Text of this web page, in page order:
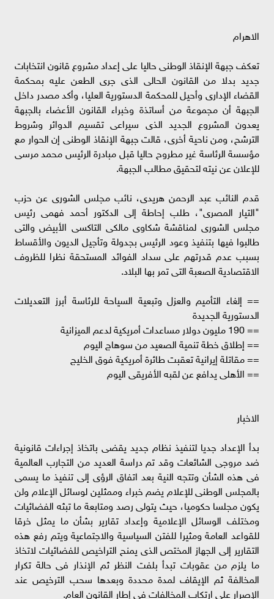
الاهرام
تعكف جبهة الإنقاذ الوطنى حاليا على إعداد مشروع قانون انتخابات
جديد بدلا من القانون الحالى الذى جرى الطعن عليه بمحكمة
القضاء الإدارى وأحيل للمحكمة الدستورية العليا، وأكد مصدر داخل
الجبهة أن مجموعة من أساتذة وخبراء القانون الأعضاء بالجبهة
يعدون المشروع الجديد الذى سيراعى تقسيم الدوائر وشروط
الترشح، ومن ناحية أخرى، قالت جبهة الإنقاذ الوطنى إن الحوار مع
مؤسسة الرئاسة غير مطروح حاليا قبل مبادرة الرئيس محمد مرسى
للإعلان عن نيته لتحقيق مطالب الجبهة.
قدم النائب عبد الرحمن هريدى، نائب مجلس الشورى عن حزب
"التيار المصرى"، طلب إحاطة إلى الدكتور أحمد فهمى رئيس
مجلس الشورى لمناقشة شكاوى مالكى التاكسى الأبيض والتى
طالبوا فيها بتنفيذ وعود الرئيس بجدولة وتأجيل الديون والأقساط
بسبب عدم قدرتهم على سداد الفوائد المستحقة نظرا للظروف
الاقتصادية الصعبة التى تمر بها البلاد.
== إلغاء التأميم والعزل وتبعية السياحة للرئاسة أبرز التعديلات
الدستورية الجديدة
== 190 مليون دولار مساعدات أمريكية لدعم الميزانية
== إطلاق خطة تنمية الصعيد من سوهاج اليوم
== مقاتلة إيرانية تعقبت طائرة أمريكية فوق الخليج
== الأهلى يدافع عن لقبه الأفريقى اليوم
الاخبار
بدأ الإعداد جديا لتنفيذ نظام جديد يقضى باتخاذ إجراءات قانونية
ضد مروجى الشائعات وقد تم دراسة العديد من التجارب العالمية
فى هذه الشأن وتتجه النية بعد اتفاق الرؤى إلى تنفيذ ما يسمى
بالمجلس الوطنى للإعلام يضم خبراء وممثلين لوسائل الإعلام ولن
يكون مجلسا حكوميا، حيث يتولى رصد ومتابعة ما تبثه الفضائيات
ومختلف الوسائل الإعلامية وإعداد تقارير بشأن ما يمثل خرقا
للقواعد العامة ومثيرا للفتن السياسية والاجتماعية ويتم رفع هذه
التقارير إلى الجهاز المختص الذى يمنح التراخيص للفضائيات لاتخاذ
ما يلزم من عقوبات تبدأ بلفت النظر ثم الإنذار فى حالة تكرار
المخالفة ثم الإيقاف لمدة محددة وبعدها سحب الترخيص عند
الإصرار على ارتكاب المخالفات فى إطار القانون العام.